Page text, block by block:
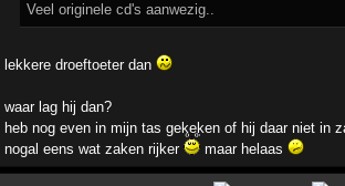
Veel originele cd's aanwezig..
lekkere droeftoeter dan
waar lag hij dan?
heb nog even in mijn tas gekeken of hij daar niet in
nogal eens wat zaken rijker
maar helaas